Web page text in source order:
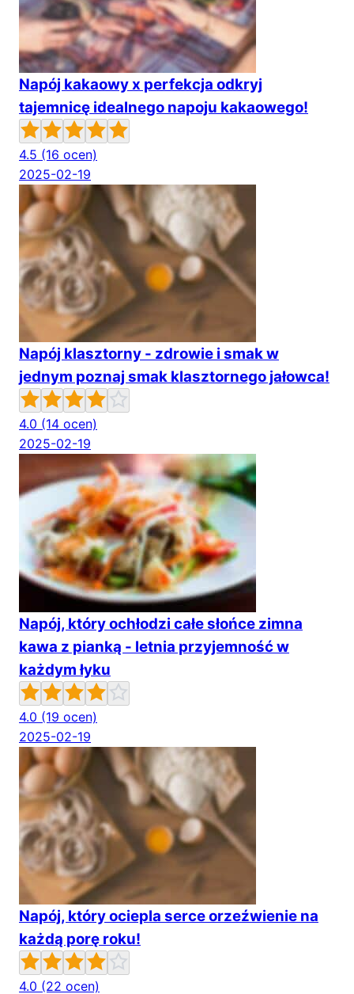
Napój kakaowy x perfekcja odkryj
tajemnicę idealnego napoju kakaowego!
4.5 (16 ocen)
2025-02-19
Napój klasztorny - zdrowie i smak w
jednym poznaj smak klasztornego jałowca!
4.0 (14 ocen)
2025-02-19
Napój, który ochłodzi całe słońce zimna
kawa z pianką - letnia przyjemność w
każdym łyku
4.0 (19 ocen)
2025-02-19
Napój, który ociepla serce orzeźwienie na
każdą porę roku!
4.0 (22 ocen)